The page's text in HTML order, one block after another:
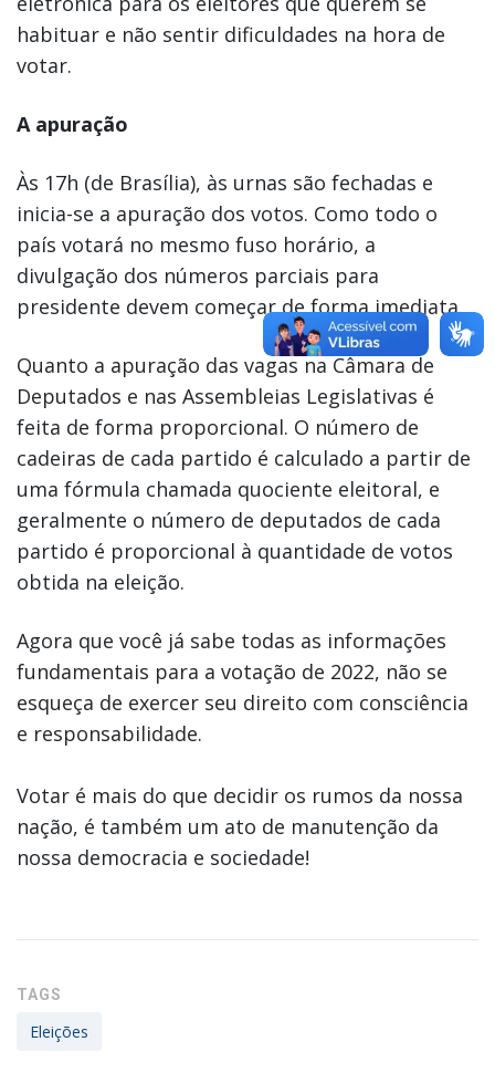
habituar e não sentir dificuldades na hora de
votar.
A apuração
Às 17h (de Brasília), às urnas são fechadas e
inicia-se a apuração dos votos. Como todo o
país votará no mesmo fuso horário, a
divulgação dos números parciais para
presidente devem começar de forma imediata.
Quanto a apuração das vagas na Câmara de
Deputados e nas Assembleias Legislativas é
feita de forma proporcional. O número de
cadeiras de cada partido é calculado a partir de
uma fórmula chamada quociente eleitoral, e
geralmente o número de deputados de cada
partido é proporcional à quantidade de votos
obtida na eleição.
Agora que você já sabe todas as informações
fundamentais para a votação de 2022, não se
esqueça de exercer seu direito com consciência
e responsabilidade.
Votar é mais do que decidir os rumos da nossa
nação, é também um ato de manutenção da
nossa democracia e sociedade!
TAGS
Eleições